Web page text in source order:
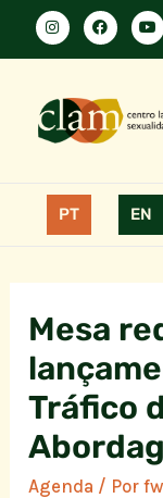
PT EN
Mesa
Tráfico
Agenda / Por